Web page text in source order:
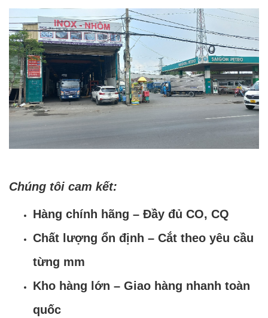
Chúng tôi cam kết:
Hàng chính hãng – Đầy đủ CO, CQ
Chất lượng ổn định – Cắt theo yêu cầu
từng mm
Kho hàng lớn – Giao hàng nhanh toàn
quốc